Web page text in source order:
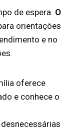
de espera. O
orientações
e no
oferece
e conhece o